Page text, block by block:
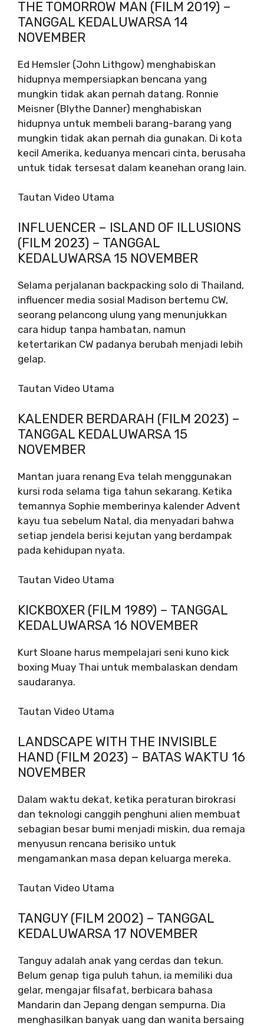
THE TOMORROW MAN (FILM 2019) –
TANGGAL KEDALUWARSA 14
NOVEMBER
Ed Hemsler (John Lithgow) menghabiskan
hidupnya mempersiapkan bencana yang
mungkin tidak akan pernah datang. Ronnie
Meisner (Blythe Danner) menghabiskan
hidupnya untuk membeli barang-barang yang
mungkin tidak akan pernah dia gunakan. Di kota
kecil Amerika, keduanya mencari cinta, berusaha
untuk tidak tersesat dalam keanehan orang lain.
Tautan Video Utama
INFLUENCER – ISLAND OF ILLUSIONS
(FILM 2023) – TANGGAL
KEDALUWARSA 15 NOVEMBER
Selama perjalanan backpacking solo di Thailand,
influencer media sosial Madison bertemu CW,
seorang pelancong ulung yang menunjukkan
cara hidup tanpa hambatan, namun
ketertarikan CW padanya berubah menjadi lebih
gelap.
Tautan Video Utama
KALENDER BERDARAH (FILM 2023) –
TANGGAL KEDALUWARSA 15
NOVEMBER
Mantan juara renang Eva telah menggunakan
kursi roda selama tiga tahun sekarang. Ketika
temannya Sophie memberinya kalender Advent
kayu tua sebelum Natal, dia menyadari bahwa
setiap jendela berisi kejutan yang berdampak
pada kehidupan nyata.
Tautan Video Utama
KICKBOXER (FILM 1989) – TANGGAL
KEDALUWARSA 16 NOVEMBER
Kurt Sloane harus mempelajari seni kuno kick
boxing Muay Thai untuk membalaskan dendam
saudaranya.
Tautan Video Utama
LANDSCAPE WITH THE INVISIBLE
HAND (FILM 2023) – BATAS WAKTU 16
NOVEMBER
Dalam waktu dekat, ketika peraturan birokrasi
dan teknologi canggih penghuni alien membuat
sebagian besar bumi menjadi miskin, dua remaja
menyusun rencana berisiko untuk
mengamankan masa depan keluarga mereka.
Tautan Video Utama
TANGUY (FILM 2002) – TANGGAL
KEDALUWARSA 17 NOVEMBER
Tanguy adalah anak yang cerdas dan tekun.
Belum genap tiga puluh tahun, ia memiliki dua
gelar, mengajar filsafat, berbicara bahasa
Mandarin dan Jepang dengan sempurna. Dia
menghasilkan banyak uang dan wanita bersaing